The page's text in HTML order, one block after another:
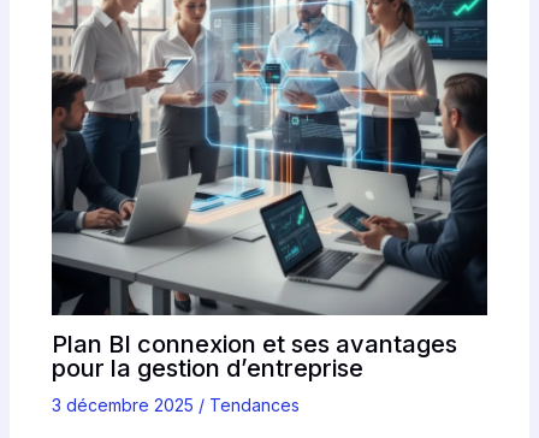
Plan BI connexion et ses avantages
pour la gestion d’entreprise
3 décembre 2025 / Tendances